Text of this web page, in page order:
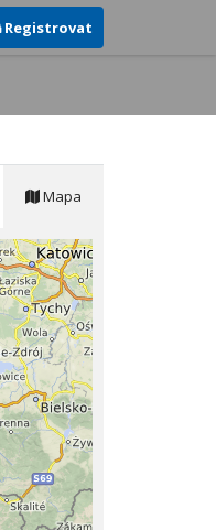
Registrovat
Mapa